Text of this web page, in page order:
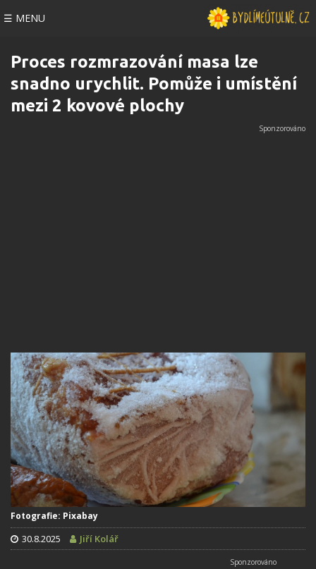
☰ MENU
Proces rozmrazování masa lze
snadno urychlit. Pomůže i umístění
mezi 2 kovové plochy
Fotografie: Pixabay
30.8.2025 Jiří Kolář